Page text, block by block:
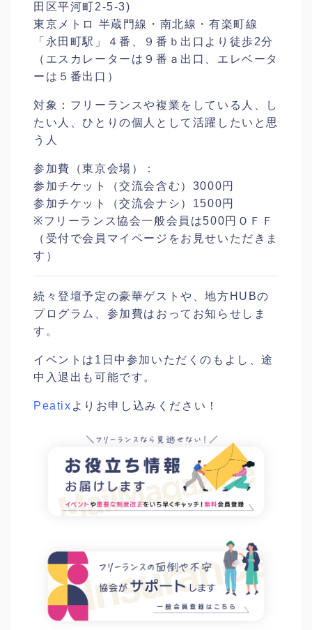
田区平河町2-5-3)
東京メトロ 半蔵門線・南北線・有楽町線
「永田町駅」４番、９番ｂ出口より徒歩2分
（エスカレーターは９番ａ出口、エレベータ
ーは５番出口）
対象：フリーランスや複業をしている人、し
たい人、ひとりの個人として活躍したいと思
う人
参加費（東京会場）：
参加チケット（交流会含む）3000円
参加チケット（交流会ナシ）1500円
※フリーランス協会一般会員は500円ＯＦＦ
（受付で会員マイページをお見せいただきま
す）
続々登壇予定の豪華ゲストや、地方HUBの
プログラム、参加費はおってお知らせしま
す。
イベントは1日中参加いただくのもよし、途
中入退出も可能です。
Peatix よりお申し込みください！